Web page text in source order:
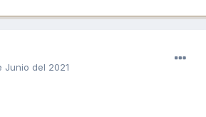
Junio del 2021